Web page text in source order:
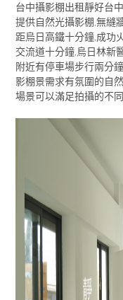
台中攝影棚出租靜好台
提供自然光攝影棚,無縫
距烏日高鐵十分鐘,成功
交流道十分鐘,烏日林新
附近有停車場步行兩分
影棚景需求有氛圍的自
場景可以滿足拍攝的不